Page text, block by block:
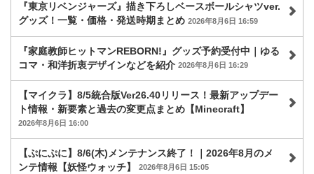
『東京リベンジャーズ』描き下ろしベースボールシャツver.
グッズ！一覧・価格・発送時期まとめ 2026年8月6日 16:59
『家庭教師ヒットマンREBORN!』グッズ予約受付中｜ゆる
コマ・和洋折衷デザインなどを紹介 2026年8月6日 16:29
【マイクラ】8/5統合版Ver26.40リリース！最新アップデー
ト情報・新要素と過去の変更点まとめ【Minecraft】
2026年8月6日 16:00
【ぷにぷに】8/6(木)メンテナンス終了！｜2026年8月のメ
ンテ情報【妖怪ウォッチ】
2026年8月6日 15:05